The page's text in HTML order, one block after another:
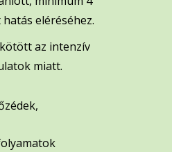
eléréséhez.
az intenzív
miatt.